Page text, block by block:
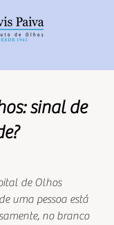
sinal de
de 5 estrelas.
de Olhos
no branco